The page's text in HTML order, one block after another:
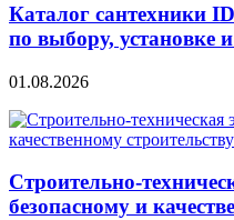
Каталог сантехники
по выбору, установке
01.08.2026
безопасному и